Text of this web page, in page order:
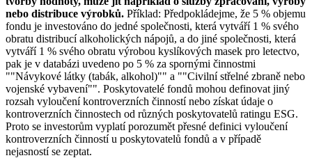
nebo distribuce výrobků. Příklad: Předpokládejme, že 5 % objemu
fondu je investováno do jedné společnosti, která vytváří 1 % svého
obratu distribucí alkoholických nápojů, a do jiné společnosti, která
vytváří 1 % svého obratu výrobou kyslíkových masek pro letectvo,
pak je v databázi uvedeno po 5 % za spornými činnostmi
""Návykové látky (tabák, alkohol)"" a ""Civilní střelné zbraně nebo
vojenské vybavení"". Poskytovatelé fondů mohou definovat jiný
rozsah vyloučení kontroverzních činností nebo získat údaje o
kontroverzních činnostech od různých poskytovatelů ratingu ESG.
Proto se investorům vyplatí porozumět přesné definici vyloučení
kontroverzních činností u poskytovatelů fondů a v případě
nejasností se zeptat.